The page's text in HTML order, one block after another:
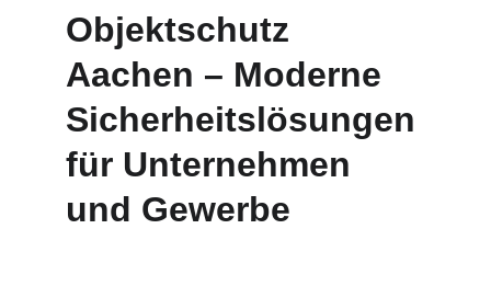
Objektschutz
Aachen – Moderne
Sicherheitslösungen
für Unternehmen
und Gewerbe